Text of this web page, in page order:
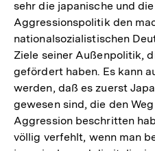
sehr die japanische und
Aggressionspolitik den
nationalsozialistischen
Ziele seiner Außenpolitik,
gefördert haben. Es kann
werden, daß es zuerst
gewesen sind, die den
Aggression beschritten
völlig verfehlt, wenn man